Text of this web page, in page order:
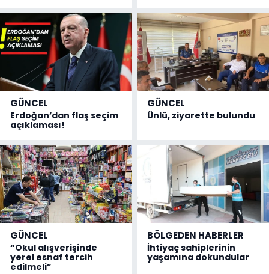
GÜNCEL
Erdoğan’dan flaş seçim
açıklaması!
GÜNCEL
Ünlü, ziyarette bulundu
GÜNCEL
“Okul alışverişinde
yerel esnaf tercih
edilmeli”
BÖLGEDEN HABERLER
İhtiyaç sahiplerinin
yaşamına dokundular